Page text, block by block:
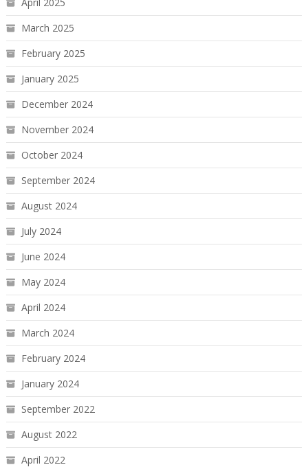
March 2025
February 2025
January 2025
December 2024
November 2024
October 2024
September 2024
August 2024
July 2024
June 2024
May 2024
April 2024
March 2024
February 2024
January 2024
September 2022
August 2022
April 2022